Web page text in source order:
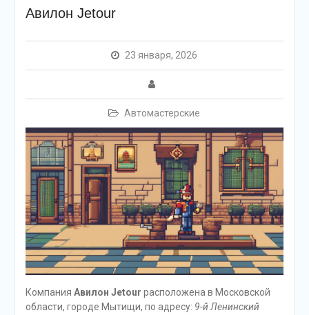
Авилон Jetour
23 января, 2026
Автомастерские
Компания Авилон Jetour расположена в Московской
области, городе Мытищи, по адресу: 9-й Ленинский